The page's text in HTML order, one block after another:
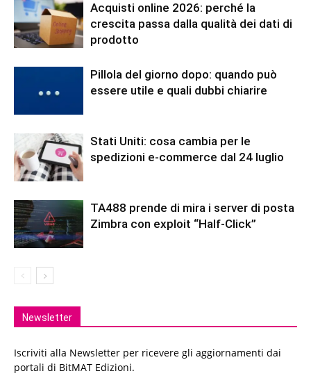
Acquisti online 2026: perché la
crescita passa dalla qualità dei dati di
prodotto
Pillola del giorno dopo: quando può
essere utile e quali dubbi chiarire
Stati Uniti: cosa cambia per le
spedizioni e-commerce dal 24 luglio
TA488 prende di mira i server di posta
Zimbra con exploit “Half-Click”
Newsletter
Iscriviti alla Newsletter per ricevere gli aggiornamenti dai
portali di BitMAT Edizioni.